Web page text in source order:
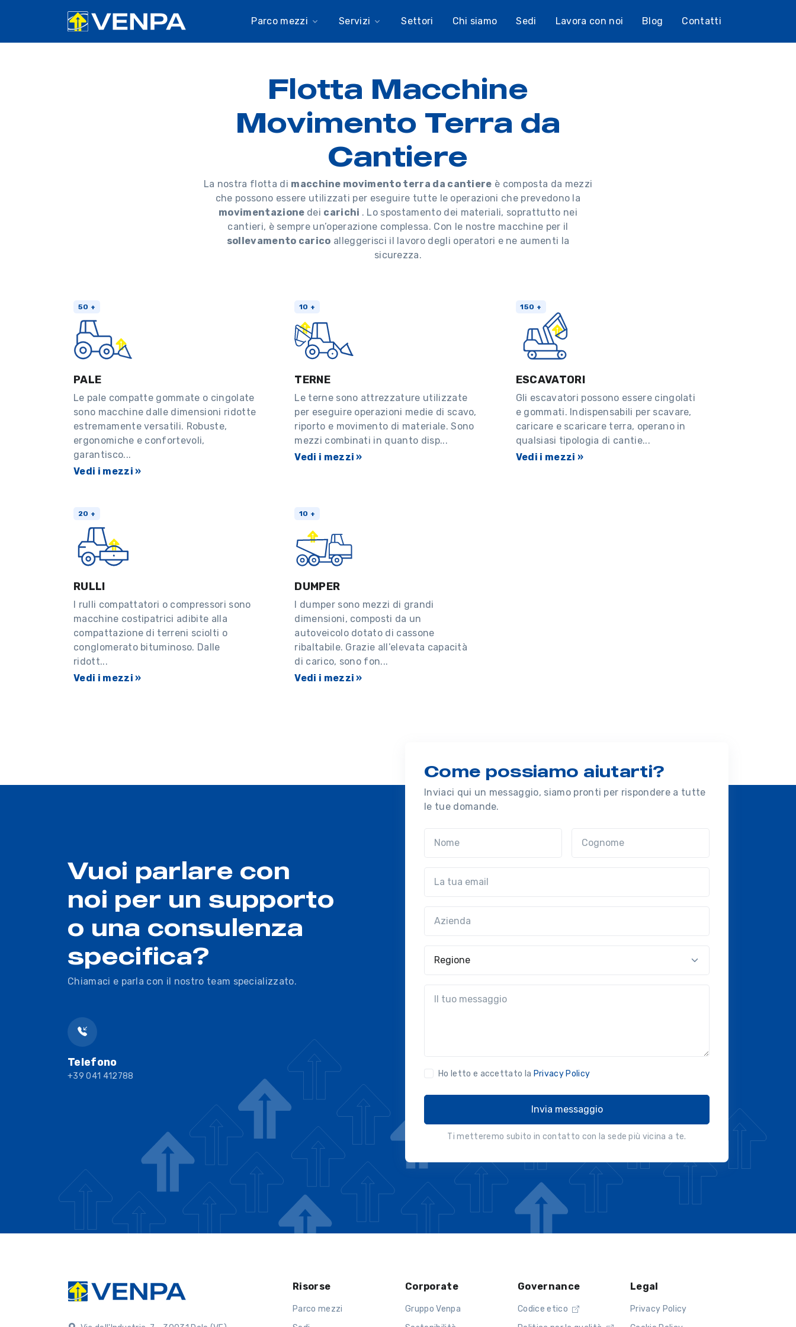
Parco mezzi Servizi Settori Chi siamo Sedi Lavora con noi Blog Contatti
Flotta Macchine
Movimento Terra da
Cantiere
La nostra flotta di macchine movimento terra da cantiere è composta da mezzi
che possono essere utilizzati per eseguire tutte le operazioni che prevedono la
movimentazione dei carichi . Lo spostamento dei materiali, soprattutto nei
cantieri, è sempre un’operazione complessa. Con le nostre macchine per il
sollevamento carico alleggerisci il lavoro degli operatori e ne aumenti la
sicurezza.
50 +
PALE
Le pale compatte gommate o cingolate
sono macchine dalle dimensioni ridotte
estremamente versatili. Robuste,
ergonomiche e confortevoli,
garantisco...
Vedi i mezzi »
10 +
TERNE
Le terne sono attrezzature utilizzate
per eseguire operazioni medie di scavo,
riporto e movimento di materiale. Sono
mezzi combinati in quanto disp...
Vedi i mezzi »
150 +
ESCAVATORI
Gli escavatori possono essere cingolati
e gommati. Indispensabili per scavare,
caricare e scaricare terra, operano in
qualsiasi tipologia di cantie...
Vedi i mezzi »
20 +
RULLI
I rulli compattatori o compressori sono
macchine costipatrici adibite alla
compattazione di terreni sciolti o
conglomerato bituminoso. Dalle
ridott...
Vedi i mezzi »
10 +
DUMPER
I dumper sono mezzi di grandi
dimensioni, composti da un
autoveicolo dotato di cassone
ribaltabile. Grazie all’elevata capacità
di carico, sono fon...
Vedi i mezzi »
Vuoi parlare con
noi per un supporto
o una consulenza
specifica?
Chiamaci e parla con il nostro team specializzato.
Telefono
+39 041 412788
Come possiamo aiutarti?
Inviaci qui un messaggio, siamo pronti per rispondere a tutte
le tue domande.
Ho letto e accettato la Privacy Policy
Invia messaggio
Ti metteremo subito in contatto con la sede più vicina a te.
Risorse
Parco mezzi
Corporate
Gruppo Venpa
Governance
Codice etico
Legal
Privacy Policy